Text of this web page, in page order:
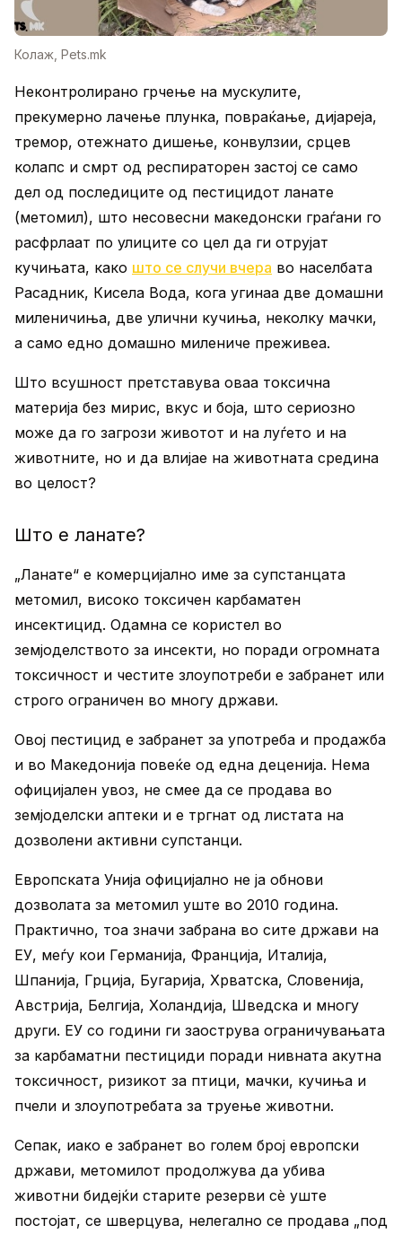
Колаж, Pets.mk
Неконтролирано грчење на мускулите,
прекумерно лачење плунка, повраќање, дијареја,
тремор, отежнато дишење, конвулзии, срцев
колапс и смрт од респираторен застој се само
дел од последиците од пестицидот ланате
(метомил), што несовесни македонски граѓани го
расфрлаат по улиците со цел да ги отрујат
кучињата, како што се случи вчера во населбата
Расадник, Кисела Вода, кога угинаа две домашни
миленичиња, две улични кучиња, неколку мачки,
а само едно домашно милениче преживеа.
Што всушност претставува оваа токсична
материја без мирис, вкус и боја, што сериозно
може да го загрози животот и на луѓето и на
животните, но и да влијае на животната средина
во целост?
Што е ланате?
„Ланате“ е комерцијално име за супстанцата
метомил, високо токсичен карбаматен
инсектицид. Одамна се користел во
земјоделството за инсекти, но поради огромната
токсичност и честите злоупотреби е забранет или
строго ограничен во многу држави.
Овој пестицид е забранет за употреба и продажба
и во Македонија повеќе од една деценија. Нема
официјален увоз, не смее да се продава во
земјоделски аптеки и е тргнат од листата на
дозволени активни супстанци.
Европската Унија официјално не ја обнови
дозволата за метомил уште во 2010 година.
Практично, тоа значи забрана во сите држави на
ЕУ, меѓу кои Германија, Франција, Италија,
Шпанија, Грција, Бугарија, Хрватска, Словенија,
Австрија, Белгија, Холандија, Шведска и многу
други. ЕУ со години ги заострува ограничувањата
за карбаматни пестициди поради нивната акутна
токсичност, ризикот за птици, мачки, кучиња и
пчели и злоупотребата за труење животни.
Сепак, иако е забранет во голем број европски
држави, метомилот продолжува да убива
животни бидејќи старите резерви сè уште
постојат, се шверцува, нелегално се продава „под